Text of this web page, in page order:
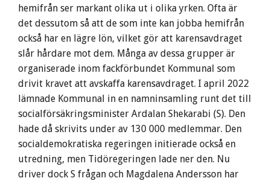
hemifrån ser markant olika ut i olika yrken. Ofta är
det dessutom så att de som inte kan jobba hemifrån
också har en lägre lön, vilket gör att karensavdraget
slår hårdare mot dem. Många av dessa grupper är
organiserade inom fackförbundet Kommunal som
drivit kravet att avskaffa karensavdraget. I april 2022
lämnade Kommunal in en namninsamling runt det till
socialförsäkringsminister Ardalan Shekarabi (S). Den
hade då skrivits under av 130 000 medlemmar. Den
socialdemokratiska regeringen initierade också en
utredning, men Tidöregeringen lade ner den. Nu
driver dock S frågan och Magdalena Andersson har